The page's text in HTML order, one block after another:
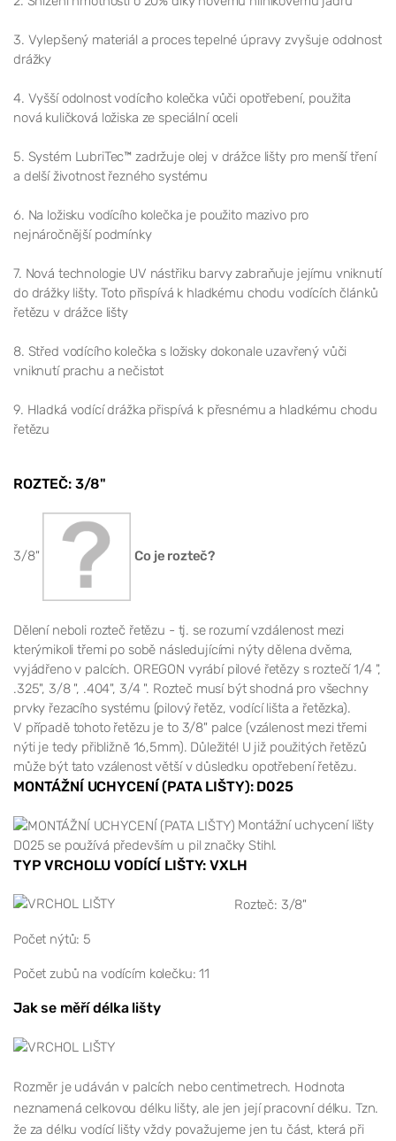
3. Vylepšený materiál a proces tepelné úpravy zvyšuje odolnost
drážky
4. Vyšší odolnost vodícího kolečka vůči opotřebení, použita
nová kuličková ložiska ze speciální oceli
5. Systém LubriTec™ zadržuje olej v drážce lišty pro menší tření
a delší životnost řezného systému
6. Na ložisku vodícího kolečka je použito mazivo pro
nejnáročnější podmínky
7. Nová technologie UV nástřiku barvy zabraňuje jejímu vniknutí
do drážky lišty. Toto přispívá k hladkému chodu vodících článků
řetězu v drážce lišty
8. Střed vodícího kolečka s ložisky dokonale uzavřený vůči
vniknutí prachu a nečistot
9. Hladká vodící drážka přispívá k přesnému a hladkému chodu
řetězu
ROZTEČ: 3/8"
3/8" Co je rozteč?
Dělení neboli rozteč řetězu - tj. se rozumí vzdálenost mezi
kterýmikoli třemi po sobě následujícími nýty dělena dvěma,
vyjádřeno v palcích. OREGON vyrábí pilové řetězy s roztečí 1/4 ",
.325", 3/8 ", .404", 3/4 ". Rozteč musí být shodná pro všechny
prvky řezacího systému (pilový řetěz, vodící lišta a řetězka).
V případě tohoto řetězu je to 3/8" palce (vzálenost mezi třemi
nýti je tedy přibližně 16,5mm). Důležité! U již použitých řetězů
může být tato vzálenost větší v důsledku opotřebení řetězu.
MONTÁŽNÍ UCHYCENÍ (PATA LIŠTY): D025
Montážní uchycení lišty
D025 se používá především u pil značky Stihl.
TYP VRCHOLU VODÍCÍ LIŠTY: VXLH
Rozteč: 3/8"
Počet nýtů: 5
Počet zubů na vodícím kolečku: 11
Jak se měří délka lišty
Rozměr je udáván v palcích nebo centimetrech. Hodnota
neznamená celkovou délku lišty, ale jen její pracovní délku. Tzn.
že za délku vodící lišty vždy považujeme jen tu část, která při